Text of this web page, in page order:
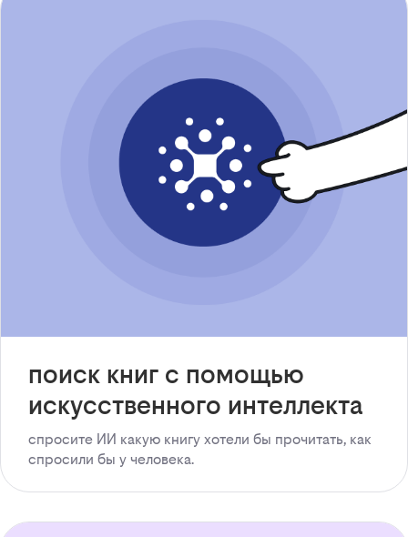
поиск книг с помощью
искусственного интеллекта
спросите ИИ какую книгу хотели бы прочитать, как
спросили бы у человека.